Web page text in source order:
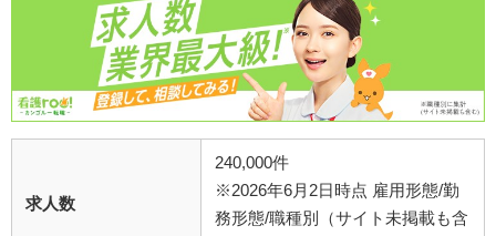
求人数
240,000件
※2026年6月2日時点 雇用形態/勤
務形態/職種別（サイト未掲載も含